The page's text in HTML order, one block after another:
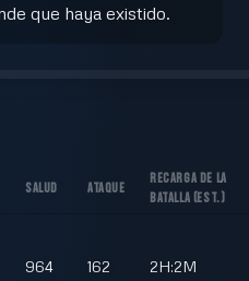
que haya existido.
SALUD ATAQUE
RECARGA DE LA
BATALLA (EST.)
964 162 2H:2M